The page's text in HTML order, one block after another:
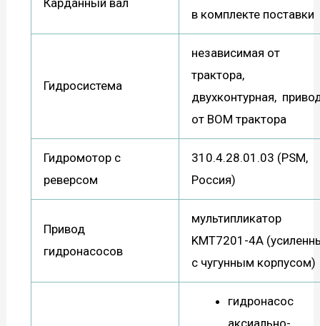
Карданный вал
в комплекте поставки
Гидросистема
независимая от
трактора,
двухконтурная,
от ВОМ трактора
Гидромотор с
реверсом
310.4.28.01.03 (PSM,
Россия)
Привод
гидронасосов
мультипликатор
KMT7201-4A
с чугунным корпусом)
гидронасос